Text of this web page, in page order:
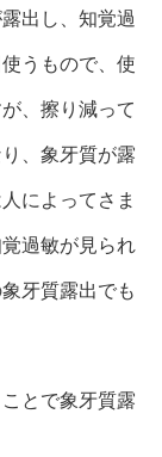
出し、知覚過
うもので、使
、擦り減って
、象牙質が露
によってさま
過敏が見られ
牙質露出でも
とで象牙質露